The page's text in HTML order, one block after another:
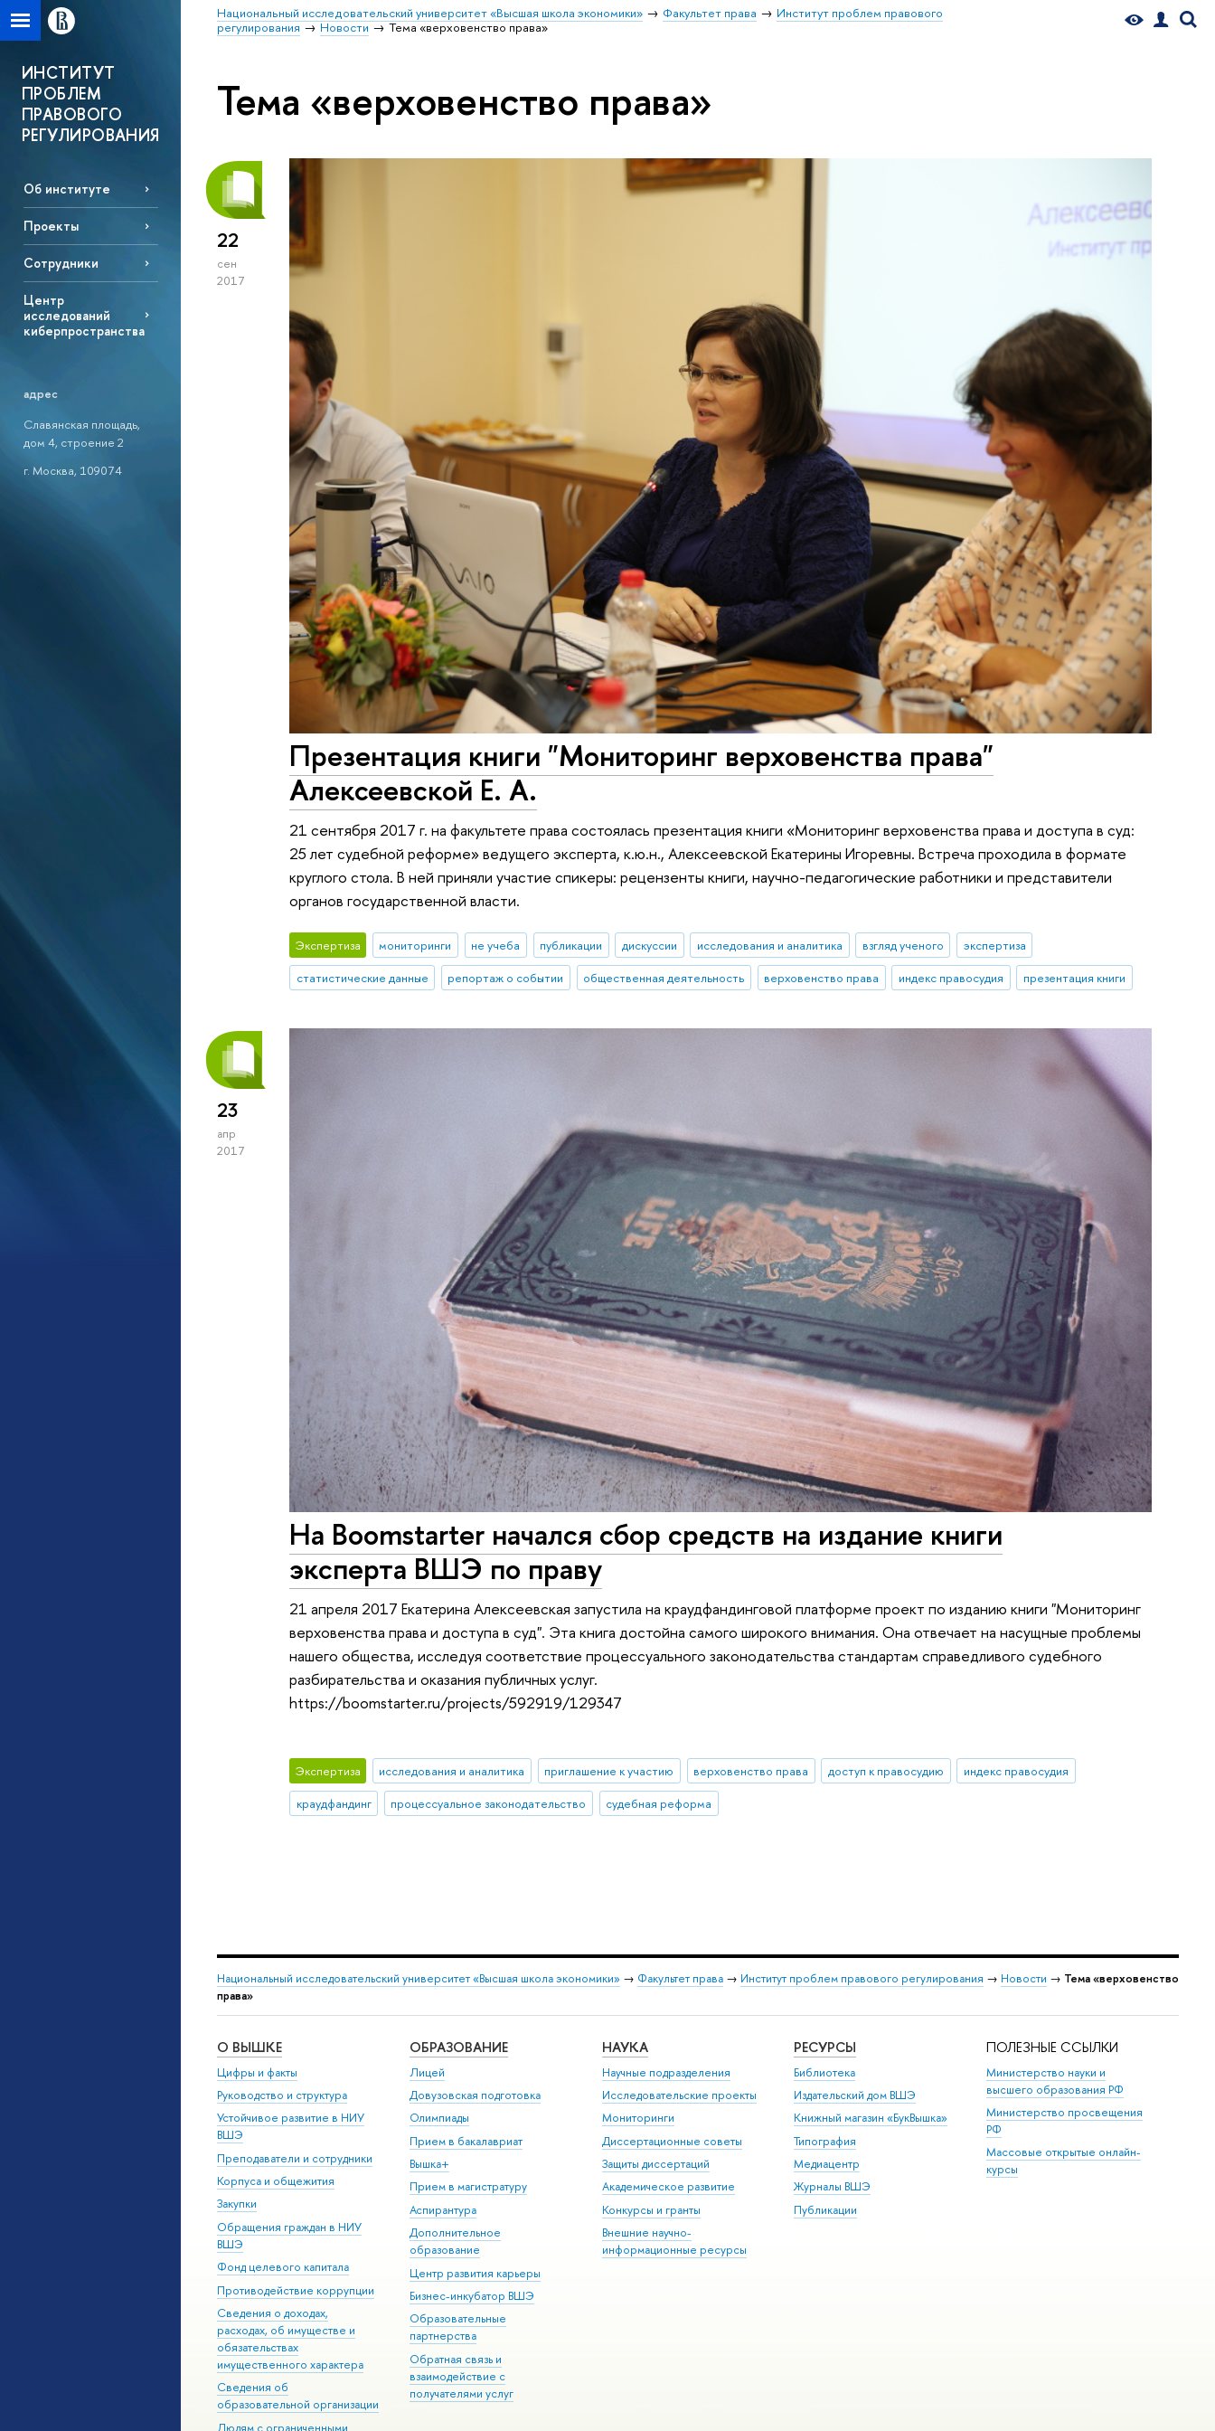
Национальный исследовательский университет «Высшая школа экономики» Факультет права
Институт проблем правового
регулирования
Новости Тема «верховенство права»
ИНСТИТУТ
ПРОБЛЕМ
ПРАВОВОГО
РЕГУЛИРОВАНИЯ
Об институте
Проекты
Сотрудники
Центр
исследований
киберпространства
адрес
Славянская площадь,
дом 4, строение 2
г. Москва, 109074
Тема «верховенство права»
22
сен
2017
Презентация книги "Мониторинг верховенства права"
Алексеевской Е. А.
21 сентября 2017 г. на факультете права состоялась презентация книги «Мониторинг верховенства права и доступа в суд:
25 лет судебной реформе» ведущего эксперта, к.ю.н., Алексеевской Екатерины Игоревны. Встреча проходила в формате
круглого стола. В ней приняли участие спикеры: рецензенты книги, научно-педагогические работники и представители
органов государственной власти.
Экспертиза мониторинги не учеба публикации дискуссии исследования и аналитика взгляд ученого
экспертиза
статистические данные
репортаж о событии общественная деятельность верховенство права индекс правосудия презентация книги
23
апр
2017
На Boomstarter начался сбор средств на издание книги
эксперта ВШЭ по праву
21 апреля 2017 Екатерина Алексеевская запустила на краудфандинговой платформе проект по изданию книги "Мониторинг
верховенства права и доступа в суд". Эта книга достойна самого широкого внимания. Она отвечает на насущные проблемы
нашего общества, исследуя соответствие процессуального законодательства стандартам справедливого судебного
разбирательства и оказания публичных услуг.
https://boomstarter.ru/projects/592919/129347
Экспертиза исследования и аналитика приглашение к участию верховенство права доступ к правосудию
индекс правосудия
краудфандинг
процессуальное законодательство судебная реформа
Национальный исследовательский университет «Высшая школа экономики» → Факультет права → Институт проблем правового регулирования → Новости → Тема «верховенство
права»
О ВЫШКЕ
Цифры и факты
Руководство и структура
Устойчивое развитие в НИУ
ВШЭ
Преподаватели и сотрудники
Корпуса и общежития
Закупки
Обращения граждан в НИУ
ВШЭ
Фонд целевого капитала
Противодействие коррупции
Сведения о доходах,
расходах, об имуществе и
обязательствах
имущественного характера
Сведения об
образовательной организации
Людям с ограниченными
ОБРАЗОВАНИЕ
Лицей
Довузовская подготовка
Олимпиады
Прием в бакалавриат
Вышка+
Прием в магистратуру
Аспирантура
Дополнительное
образование
Центр развития карьеры
Бизнес-инкубатор ВШЭ
Образовательные
партнерства
Обратная связь и
взаимодействие с
получателями услуг
НАУКА
Научные подразделения
Исследовательские проекты
Мониторинги
Диссертационные советы
Защиты диссертаций
Академическое развитие
Конкурсы и гранты
Внешние научно-
информационные ресурсы
РЕСУРСЫ
Библиотека
Издательский дом ВШЭ
Книжный магазин «БукВышка»
Типография
Медиацентр
Журналы ВШЭ
Публикации
ПОЛЕЗНЫЕ ССЫЛКИ
Министерство науки и
высшего образования РФ
Министерство просвещения
РФ
Массовые открытые онлайн-
курсы